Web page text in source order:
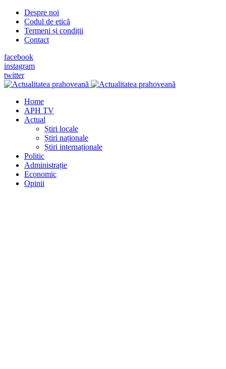
Despre noi
Codul de etică
Termeni și condiții
Contact
facebook
instagram
twitter
Home
APH TV
Actual
Știri locale
Știri naționale
Știri internaționale
Politic
Administrație
Economic
Opinii